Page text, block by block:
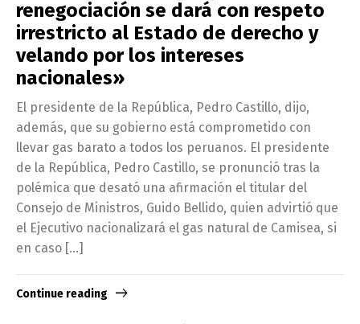
renegociación se dará con respeto
irrestricto al Estado de derecho y
velando por los intereses
nacionales»
El presidente de la República, Pedro Castillo, dijo,
además, que su gobierno está comprometido con
llevar gas barato a todos los peruanos. El presidente
de la República, Pedro Castillo, se pronunció tras la
polémica que desató una afirmación el titular del
Consejo de Ministros, Guido Bellido, quien advirtió que
el Ejecutivo nacionalizará el gas natural de Camisea, si
en caso […]
Continue reading